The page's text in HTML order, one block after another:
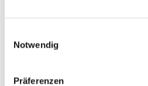
Notwendig
Präferenzen